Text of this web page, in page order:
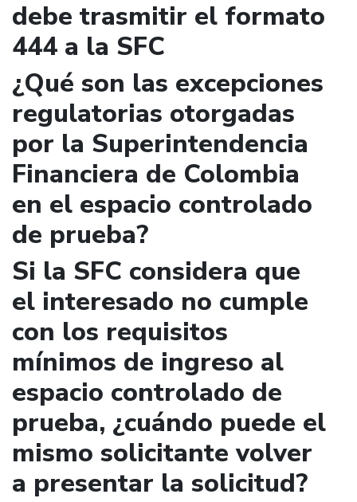
debe trasmitir el formato
444 a la SFC
¿Qué son las excepciones
regulatorias otorgadas
por la Superintendencia
Financiera de Colombia
en el espacio controlado
de prueba?
Si la SFC considera que
el interesado no cumple
con los requisitos
mínimos de ingreso al
espacio controlado de
prueba, ¿cuándo puede el
mismo solicitante volver
a presentar la solicitud?